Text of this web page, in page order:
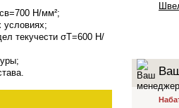
Н/мм²;
условиях;
текучести σТ=600 Н/